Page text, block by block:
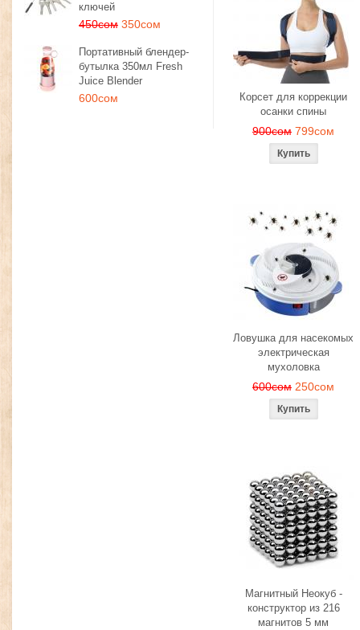
ключей
450сом 350сом
Портативный блендер-
бутылка 350мл Fresh
Juice Blender
600сом
Корсет для коррекции
осанки спины
900сом 799сом
Ловушка для насекомых
электрическая
мухоловка
600сом 250сом
Магнитный Неокуб -
конструктор из 216
магнитов 5 мм